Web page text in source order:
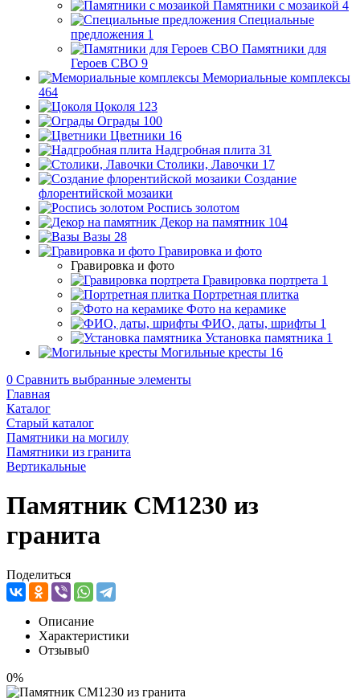
Памятники с мозаикой 4
Специальные
предложения 1
Памятники для
Героев СВО 9
Мемориальные комплексы
464
Цоколя 123
Ограды 100
Цветники 16
Надгробная плита 31
Столики, Лавочки 17
Создание
флорентийской мозаики
Роспись золотом
Декор на памятник 104
Вазы 28
Гравировка и фото
Гравировка и фото
Гравировка портрета 1
Портретная плитка
Фото на керамике
ФИО, даты, шрифты 1
Установка памятника 1
Могильные кресты 16
0 Сравнить выбранные элементы
Главная
Каталог
Старый каталог
Памятники на могилу
Памятники из гранита
Вертикальные
Памятник CM1230 из
гранита
Поделиться
Описание
Характеристики
Отзывы0
0%